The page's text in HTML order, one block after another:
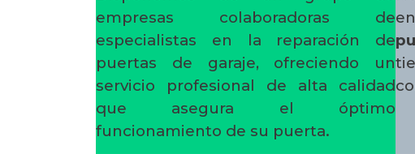
empresas colaboradoras de
especialistas en la reparación de
puertas de garaje, ofreciendo un
servicio profesional de alta calidad
que asegura el óptimo
funcionamiento de su puerta.